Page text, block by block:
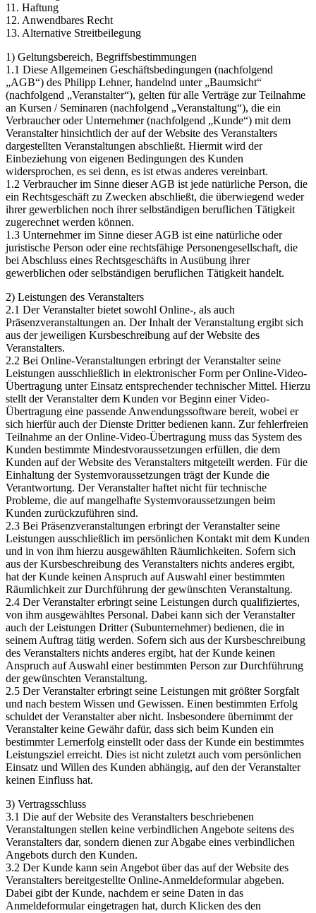
11. Haftung
12. Anwendbares Recht
13. Alternative Streitbeilegung
1) Geltungsbereich, Begriffsbestimmungen
1.1 Diese Allgemeinen Geschäftsbedingungen (nachfolgend
„AGB“) des Philipp Lehner, handelnd unter „Baumsicht“
(nachfolgend „Veranstalter“), gelten für alle Verträge zur Teilnahme
an Kursen / Seminaren (nachfolgend „Veranstaltung“), die ein
Verbraucher oder Unternehmer (nachfolgend „Kunde“) mit dem
Veranstalter hinsichtlich der auf der Website des Veranstalters
dargestellten Veranstaltungen abschließt. Hiermit wird der
Einbeziehung von eigenen Bedingungen des Kunden
widersprochen, es sei denn, es ist etwas anderes vereinbart.
1.2 Verbraucher im Sinne dieser AGB ist jede natürliche Person, die
ein Rechtsgeschäft zu Zwecken abschließt, die überwiegend weder
ihrer gewerblichen noch ihrer selbständigen beruflichen Tätigkeit
zugerechnet werden können.
1.3 Unternehmer im Sinne dieser AGB ist eine natürliche oder
juristische Person oder eine rechtsfähige Personengesellschaft, die
bei Abschluss eines Rechtsgeschäfts in Ausübung ihrer
gewerblichen oder selbständigen beruflichen Tätigkeit handelt.
2) Leistungen des Veranstalters
2.1 Der Veranstalter bietet sowohl Online-, als auch
Präsenzveranstaltungen an. Der Inhalt der Veranstaltung ergibt sich
aus der jeweiligen Kursbeschreibung auf der Website des
Veranstalters.
2.2 Bei Online-Veranstaltungen erbringt der Veranstalter seine
Leistungen ausschließlich in elektronischer Form per Online-Video-
Übertragung unter Einsatz entsprechender technischer Mittel. Hierzu
stellt der Veranstalter dem Kunden vor Beginn einer Video-
Übertragung eine passende Anwendungssoftware bereit, wobei er
sich hierfür auch der Dienste Dritter bedienen kann. Zur fehlerfreien
Teilnahme an der Online-Video-Übertragung muss das System des
Kunden bestimmte Mindestvoraussetzungen erfüllen, die dem
Kunden auf der Website des Veranstalters mitgeteilt werden. Für die
Einhaltung der Systemvoraussetzungen trägt der Kunde die
Verantwortung. Der Veranstalter haftet nicht für technische
Probleme, die auf mangelhafte Systemvoraussetzungen beim
Kunden zurückzuführen sind.
2.3 Bei Präsenzveranstaltungen erbringt der Veranstalter seine
Leistungen ausschließlich im persönlichen Kontakt mit dem Kunden
und in von ihm hierzu ausgewählten Räumlichkeiten. Sofern sich
aus der Kursbeschreibung des Veranstalters nichts anderes ergibt,
hat der Kunde keinen Anspruch auf Auswahl einer bestimmten
Räumlichkeit zur Durchführung der gewünschten Veranstaltung.
2.4 Der Veranstalter erbringt seine Leistungen durch qualifiziertes,
von ihm ausgewähltes Personal. Dabei kann sich der Veranstalter
auch der Leistungen Dritter (Subunternehmer) bedienen, die in
seinem Auftrag tätig werden. Sofern sich aus der Kursbeschreibung
des Veranstalters nichts anderes ergibt, hat der Kunde keinen
Anspruch auf Auswahl einer bestimmten Person zur Durchführung
der gewünschten Veranstaltung.
2.5 Der Veranstalter erbringt seine Leistungen mit größter Sorgfalt
und nach bestem Wissen und Gewissen. Einen bestimmten Erfolg
schuldet der Veranstalter aber nicht. Insbesondere übernimmt der
Veranstalter keine Gewähr dafür, dass sich beim Kunden ein
bestimmter Lernerfolg einstellt oder dass der Kunde ein bestimmtes
Leistungsziel erreicht. Dies ist nicht zuletzt auch vom persönlichen
Einsatz und Willen des Kunden abhängig, auf den der Veranstalter
keinen Einfluss hat.
3) Vertragsschluss
3.1 Die auf der Website des Veranstalters beschriebenen
Veranstaltungen stellen keine verbindlichen Angebote seitens des
Veranstalters dar, sondern dienen zur Abgabe eines verbindlichen
Angebots durch den Kunden.
3.2 Der Kunde kann sein Angebot über das auf der Website des
Veranstalters bereitgestellte Online-Anmeldeformular abgeben.
Dabei gibt der Kunde, nachdem er seine Daten in das
Anmeldeformular eingetragen hat, durch Klicken des den